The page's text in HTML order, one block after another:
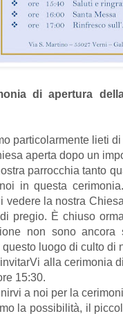
di apertura
particolarmente lieti
aperta dopo un
parrocchia tanto
in questa
vedere la nostra
pregio. È chiuso
non sono ancora
luogo di culto di
alla cerimonia
15:30.
a noi per la
la possibilità, il